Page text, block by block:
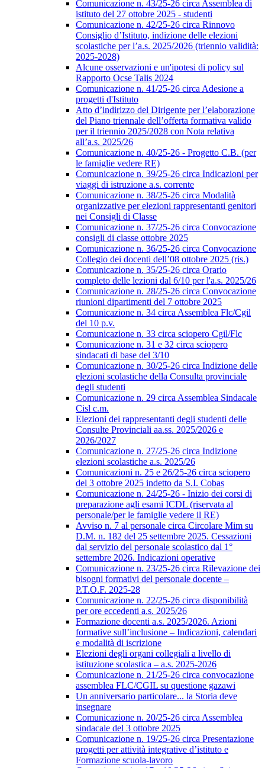
Comunicazione n. 43/25-26 circa Assemblea di
istituto del 27 ottobre 2025 - studenti
Comunicazione n. 42/25-26 circa Rinnovo
Consiglio d’Istituto, indizione delle elezioni
scolastiche per l’a.s. 2025/2026 (triennio validità:
2025-2028)
Alcune osservazioni e un'ipotesi di policy sul
Rapporto Ocse Talis 2024
Comunicazione n. 41/25-26 circa Adesione a
progetti d'Istituto
Atto d’indirizzo del Dirigente per l’elaborazione
del Piano triennale dell’offerta formativa valido
per il triennio 2025/2028 con Nota relativa
all’a.s. 2025/26
Comunicazione n. 40/25-26 - Progetto C.B. (per
le famiglie vedere RE)
Comunicazione n. 39/25-26 circa Indicazioni per
viaggi di istruzione a.s. corrente
Comunicazione n. 38/25-26 circa Modalità
organizzative per elezioni rappresentanti genitori
nei Consigli di Classe
Comunicazione n. 37/25-26 circa Convocazione
consigli di classe ottobre 2025
Comunicazione n. 36/25-26 circa Convocazione
Collegio dei docenti dell’08 ottobre 2025 (ris.)
Comunicazione n. 35/25-26 circa Orario
completo delle lezioni dal 6/10 per l'a.s. 2025/26
Comunicazione n. 28/25-26 circa Convocazione
riunioni dipartimenti del 7 ottobre 2025
Comunicazione n. 34 circa Assemblea Flc/Cgil
del 10 p.v.
Comunicazione n. 33 circa sciopero Cgil/Flc
Comunicazione n. 31 e 32 circa sciopero
sindacati di base del 3/10
Comunicazione n. 30/25-26 circa Indizione delle
elezioni scolastiche della Consulta provinciale
degli studenti
Comunicazione n. 29 circa Assemblea Sindacale
Cisl c.m.
Elezioni dei rappresentanti degli studenti delle
Consulte Provinciali aa.ss. 2025/2026 e
2026/2027
Comunicazione n. 27/25-26 circa Indizione
elezioni scolastiche a.s. 2025/26
Comunicazioni n. 25 e 26/25-26 circa sciopero
del 3 ottobre 2025 indetto da S.I. Cobas
Comunicazione n. 24/25-26 - Inizio dei corsi di
preparazione agli esami ICDL (riservata al
personale/per le famiglie vedere il RE)
Avviso n. 7 al personale circa Circolare Mim su
D.M. n. 182 del 25 settembre 2025. Cessazioni
dal servizio del personale scolastico dal 1°
settembre 2026. Indicazioni operative
Comunicazione n. 23/25-26 circa Rilevazione dei
bisogni formativi del personale docente –
P.T.O.F. 2025-28
Comunicazione n. 22/25-26 circa disponibilità
per ore eccedenti a.s. 2025/26
Formazione docenti a.s. 2025/2026. Azioni
formative sull’inclusione – Indicazioni, calendari
e modalità di iscrizione
Elezioni degli organi collegiali a livello di
istituzione scolastica – a.s. 2025-2026
Comunicazione n. 21/25-26 circa convocazione
assemblea FLC/CGIL su questione gazawi
Un anniversario particolare... la Storia deve
insegnare
Comunicazione n. 20/25-26 circa Assemblea
sindacale del 3 ottobre 2025
Comunicazione n. 19/25-26 circa Presentazione
progetti per attività integrative d’istituto e
Formazione scuola-lavoro